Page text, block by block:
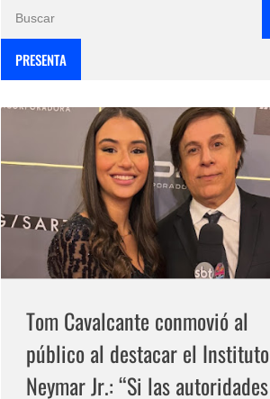
PRESENTA
Tom Cavalcante conmovió al
público al destacar el Instituto
Neymar Jr.: “Si las autoridades